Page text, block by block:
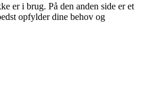
er i brug. På den anden side er et
opfylder dine behov og